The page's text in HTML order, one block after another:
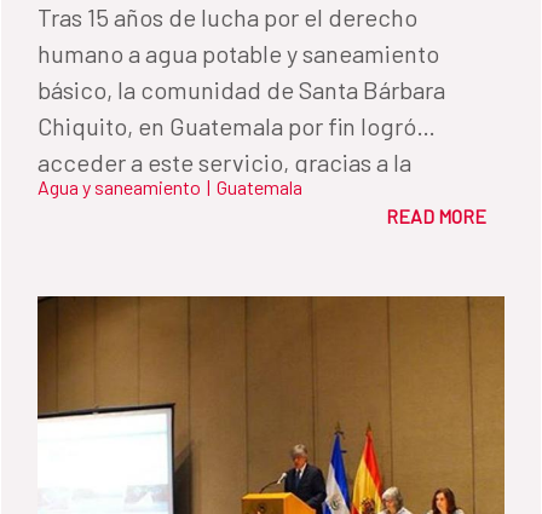
Tras 15 años de lucha por el derecho
humano a agua potable y saneamiento
básico, la comunidad de Santa Bárbara
Chiquito, en Guatemala por fin logró
acceder a este servicio, gracias a la
financiación del proyecto por parte del
Española en Guatemala.
Agua y saneamiento | Guatemala
READ MORE